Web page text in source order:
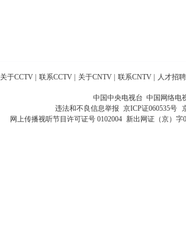
关于CCTV 联系CCTV 关于CNTV 联系CNTV 人才招聘
中国中央电视台 中国网络电
违法和不良信息举报 京ICP证060535号
网上传播视听节目许可证号 0102004 新出网证（京）